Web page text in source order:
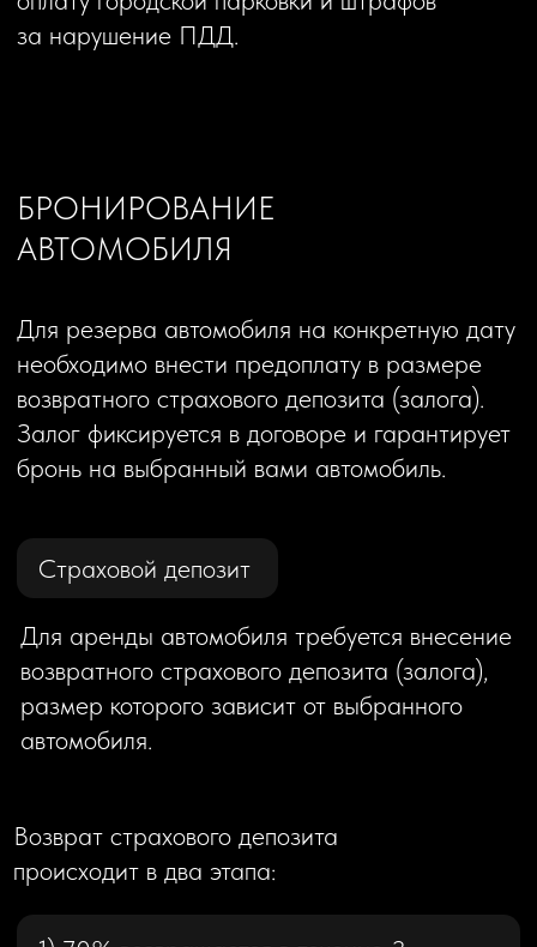
уплаченных средств и страхового
депозита.
Никаких скрытых платежей
Посмотреть формуляр договора проката
ПРОЗРАЧНЫЙ ДОГОВОР
@ 2026 PIRATESCARS
Все права защищены.
Контакты
Политика конфиденциальности
Cогласие на обработку
персональных данных
Автопарк
аренды
Сертификаты
О нас
РАЗДЕЛЫ
публичной офертой, определённой статьей 437 (2) ГК РФ.
+7 (383) 383-63-06
info@piratescars.ru
г. Новосибирск,
ул. Ядринцевская, 68/1,
БЦ «10 столиц»